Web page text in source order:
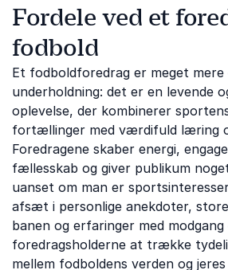
Fordele ved et
fodbold
Et fodboldforedrag er meget mere
underholdning: det er en levende
oplevelse, der kombinerer
fortællinger med værdifuld læring
Foredragene skaber energi,
fællesskab og giver publikum
uanset om man er
afsæt i personlige anekdoter,
banen og erfaringer med
foredragsholderne at trække
mellem fodboldens verden og